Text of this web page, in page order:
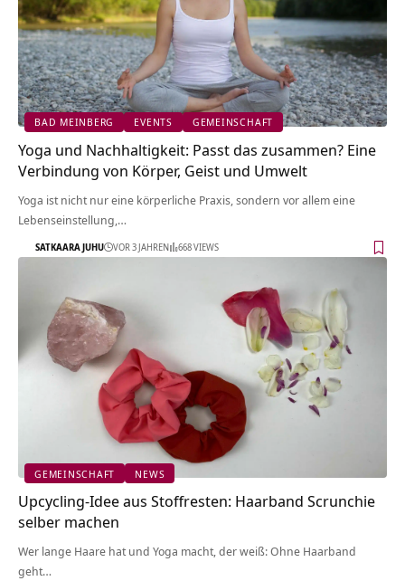
BAD MEINBERG EVENTS GEMEINSCHAFT
Yoga und Nachhaltigkeit: Passt das zusammen? Eine
Verbindung von Körper, Geist und Umwelt
Yoga ist nicht nur eine körperliche Praxis, sondern vor allem eine
Lebenseinstellung,…
SATKAARA JUHU VOR 3 JAHREN 668 VIEWS
GEMEINSCHAFT NEWS
Upcycling-Idee aus Stoffresten: Haarband Scrunchie
selber machen
Wer lange Haare hat und Yoga macht, der weiß: Ohne Haarband
geht…